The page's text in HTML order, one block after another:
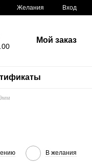
Желания Вход
Мой заказ
В желания